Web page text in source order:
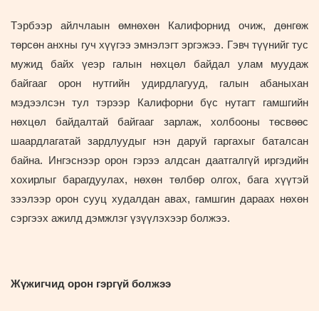
Тэрбээр айлчлаын өмнөхөн Калифорнид очиж, дөнгөж
төрсөн анхны гуч хүүгээ эмнэлэгт эргэжээ. Гэвч түүнийг тус
мужид байх үеэр галын нөхцөл байдал улам муудаж
байгааг орон нутгийн удирдлагууд, галын абаныхан
мэдээлсэн тул тэрээр Калифорни бүс нутагт гамшгийн
нөхцөл байдалтай байгааг зарлаж, холбооны төсвөөс
шаардлагатай зардлуудыг нэн даруй гаргахыг баталсан
байна. Ингэснээр орон гэрээ алдсан даатгалгүй иргэдийн
хохирлыг барагдуулах, нөхөн төлбөр олгох, бага хүүтэй
зээлээр орон сууц худалдан авах, гамшгин дараах нөхөн
сэргээх ажилд дэмжлэг үзүүлэхээр болжээ.
Жүжигчид орон гэргүй болжээ